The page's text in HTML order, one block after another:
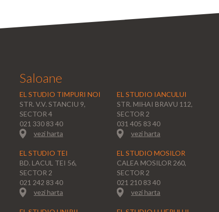
Saloane
EL STUDIO TIMPURI NOI
STR. V.V. STANCIU 9,
SECTOR 4
021 330 83 40
vezi harta
EL STUDIO IANCULUI
STR. MIHAI BRAVU 112,
SECTOR 2
031 405 83 40
vezi harta
EL STUDIO TEI
BD. LACUL TEI 56,
SECTOR 2
021 242 83 40
vezi harta
EL STUDIO MOSILOR
CALEA MOSILOR 260,
SECTOR 2
021 210 83 40
vezi harta